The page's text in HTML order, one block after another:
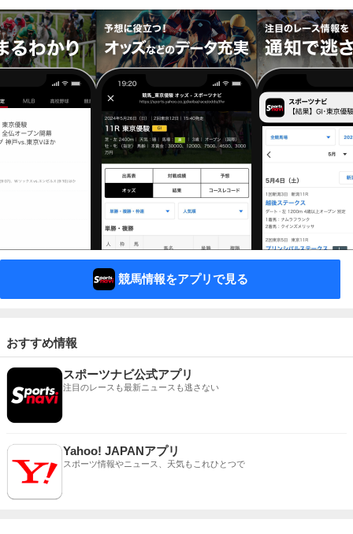
競馬情報をアプリで見る
おすすめ情報
スポーツナビ公式アプリ
注目のレースも最新ニュースも逃さない
Yahoo! JAPANアプリ
スポーツ情報やニュース、天気もこれひとつで